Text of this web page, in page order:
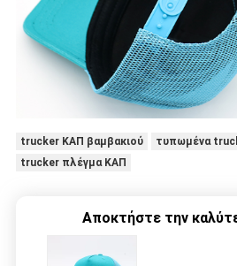
trucker ΚΑΠ βαμβακιού
τυπωμένα
trucker πλέγμα ΚΑΠ
Αποκτήστε την